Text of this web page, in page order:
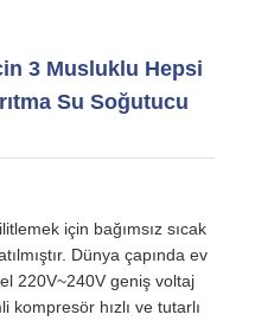
3 Musluklu Hepsi
Su Soğutucu
için bağımsız sıcak
Dünya çapında ev
220V~240V geniş voltaj
kompresör hızlı ve tutarlı